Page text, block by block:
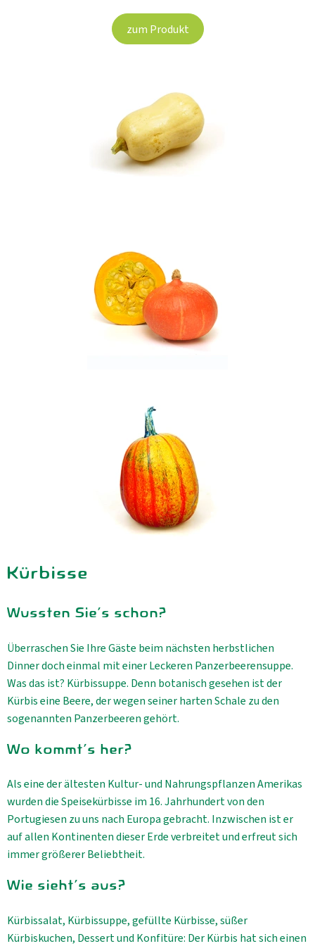
zum Produkt
Kürbisse
Wussten Sie's schon?
Überraschen Sie Ihre Gäste beim nächsten herbstlichen
Dinner doch einmal mit einer Leckeren Panzerbeerensuppe.
Was das ist? Kürbissuppe. Denn botanisch gesehen ist der
Kürbis eine Beere, der wegen seiner harten Schale zu den
sogenannten Panzerbeeren gehört.
Wo kommt's her?
Als eine der ältesten Kultur- und Nahrungspflanzen Amerikas
wurden die Speisekürbisse im 16. Jahrhundert von den
Portugiesen zu uns nach Europa gebracht. Inzwischen ist er
auf allen Kontinenten dieser Erde verbreitet und erfreut sich
immer größerer Beliebtheit.
Wie sieht's aus?
Kürbissalat, Kürbissuppe, gefüllte Kürbisse, süßer
Kürbiskuchen, Dessert und Konfitüre: Der Kürbis hat sich einen